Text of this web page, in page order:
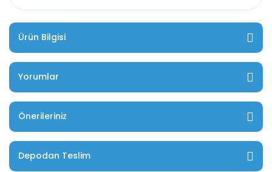
Ürün Bilgisi
Yorumlar
Önerileriniz
Depodan Teslim